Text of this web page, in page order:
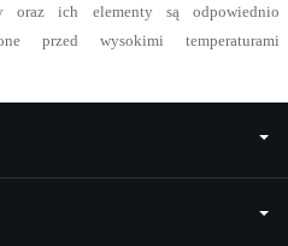
oraz ich elementy są odpowiednio
przed wysokimi temperaturami